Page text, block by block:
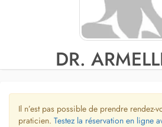
DR.
Il n’est pas possible de prendre rendez-
praticien. Testez la réservation en ligne